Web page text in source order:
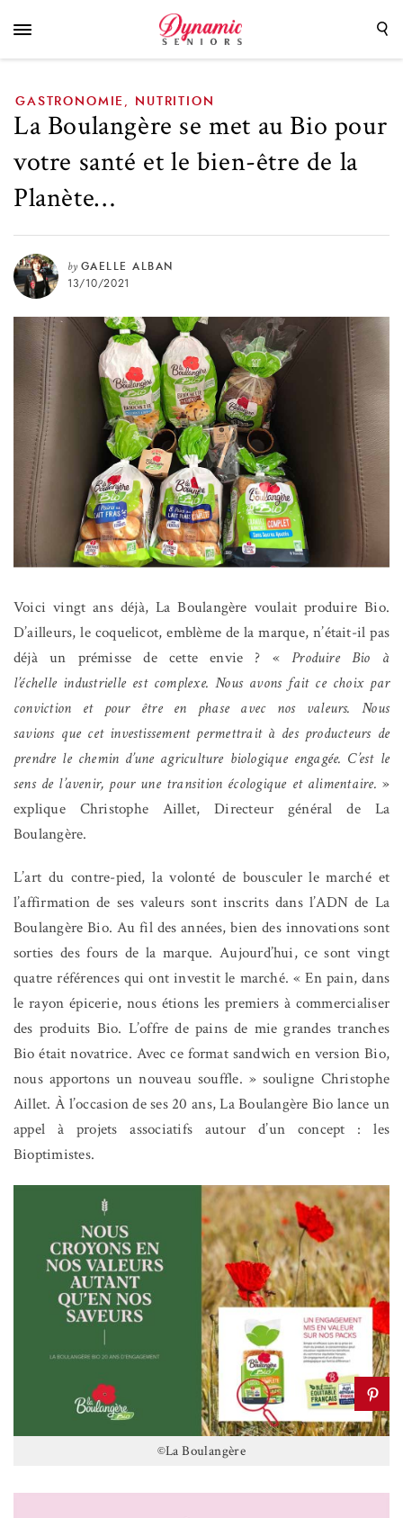
bien-être de la Planète…
GASTRONOMIE NUTRITION
La Boulangère se met au Bio pour
votre santé et le bien-être de la
Planète…
by GAELLE ALBAN
13/10/2021
Voici vingt ans déjà, La Boulangère voulait produire Bio.
D’ailleurs, le coquelicot, emblème de la marque, n’était-il pas
déjà un prémisse de cette envie ? «Produire Bio à
l’échelle industrielle est complexe. Nous avons fait ce choix par
conviction et pour être en phase avec nos valeurs. Nous
savions que cet investissement permettrait à des producteurs de
prendre le chemin d’une agriculture biologique engagée. C’est le
sens de l’avenir, pour une transition écologique et alimentaire. »
explique Christophe Aillet, Directeur général de La
Boulangère.
L’art du contre-pied, la volonté de bousculer le marché et
l’affirmation de ses valeurs sont inscrits dans l’ADN de La
Boulangère Bio. Au fil des années, bien des innovations sont
sorties des fours de la marque. Aujourd’hui, ce sont vingt
quatre références qui ont investit le marché. « En pain, dans
le rayon épicerie, nous étions les premiers à commercialiser
des produits Bio. L’offre de pains de mie grandes tranches
Bio était novatrice. Avec ce format sandwich en version Bio,
nous apportons un nouveau souffle. » souligne Christophe
Aillet. À l’occasion de ses 20 ans, La Boulangère Bio lance un
appel à projets associatifs autour d’un concept : les
Bioptimistes.
©La Boulangère